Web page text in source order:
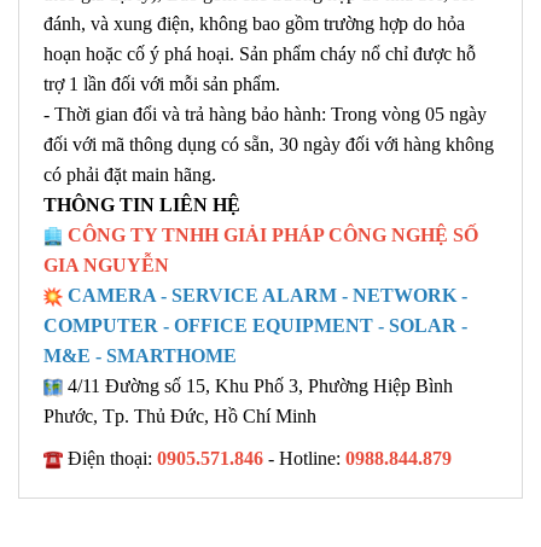
đánh, và xung điện, không bao gồm trường hợp do hỏa
hoạn hoặc cố ý phá hoại. Sản phẩm cháy nổ chỉ được hỗ
trợ 1 lần đối với mỗi sản phẩm.
- Thời gian đổi và trả hàng bảo hành: Trong vòng 05 ngày
đối với mã thông dụng có sẵn, 30 ngày đối với hàng không
có phải đặt main hãng.
THÔNG TIN LIÊN HỆ
CÔNG TY TNHH GIẢI PHÁP CÔNG NGHỆ SỐ
GIA NGUYỄN
CAMERA - SERVICE ALARM - NETWORK -
COMPUTER - OFFICE EQUIPMENT - SOLAR -
M&E - SMARTHOME
4/11 Đường số 15, Khu Phố 3, Phường Hiệp Bình
Phước, Tp. Thủ Đức, Hồ Chí Minh
Điện thoại: 0905.571.846 - Hotline: 0988.844.879